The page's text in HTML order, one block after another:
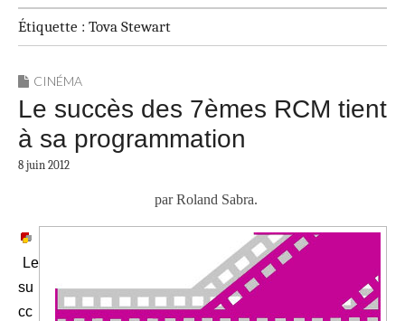
Étiquette : Tova Stewart
CINÉMA
Le succès des 7èmes RCM tient
à sa programmation
8 juin 2012
par Roland Sabra.
Le
su
cc